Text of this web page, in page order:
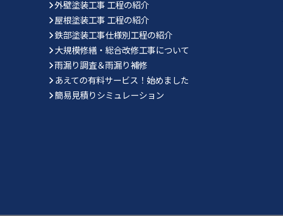
外壁塗装工事 工程の紹介
屋根塗装工事 工程の紹介
鉄部塗装工事仕様別工程の紹介
大規模修繕・総合改修工事について
雨漏り調査＆雨漏り補修
あえての有料サービス！始めました
簡易見積りシミュレーション